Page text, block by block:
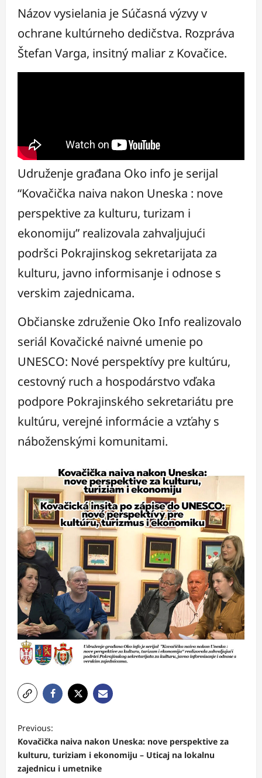
Názov vysielania je Súčasná výzvy v
ochrane kultúrneho dedičstva. Rozpráva
Štefan Varga, insitný maliar z Kovačice.
Udruženje građana Oko info je serijal
“Kovačička naiva nakon Uneska : nove
perspektive za kulturu, turizam i
ekonomiju” realizovala zahvaljujući
podršci Pokrajinskog sekretarijata za
kulturu, javno informisanje i odnose s
verskim zajednicama.
Občianske združenie Oko Info realizovalo
seriál Kovačické naivné umenie po
UNESCO: Nové perspektívy pre kultúru,
cestovný ruch a hospodárstvo vďaka
podpore Pokrajinského sekretariátu pre
kultúru, verejné informácie a vzťahy s
náboženskými komunitami.
o
s
Previous:
Kovačička naiva nakon Uneska: nove perspektive za
kulturu, turiziam i ekonomiju – Uticaj na lokalnu
zajednicu i umetnike